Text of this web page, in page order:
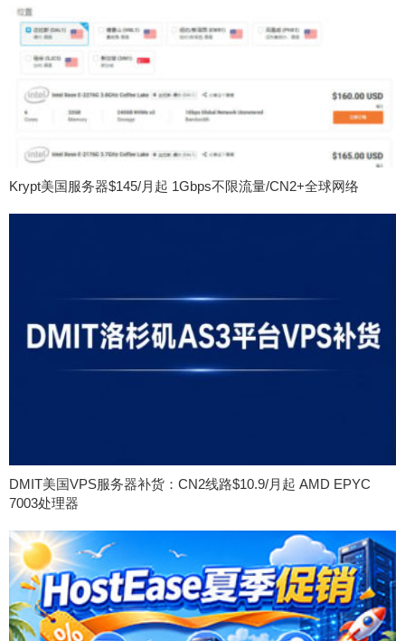
Krypt美国服务器$145/月起 1Gbps不限流量/CN2+全球网络
DMIT美国VPS服务器补货：CN2线路$10.9/月起 AMD EPYC
7003处理器